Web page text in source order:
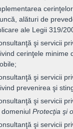
alături de
ale Legii 319/
şi servicii
cerinţele minime
şi servicii
prevenirea şi
şi servicii
Protecţia şi
şi servicii